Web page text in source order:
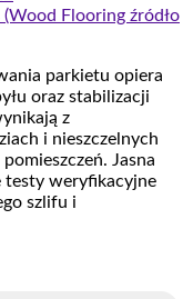
Flooring źródło
parkietu opiera
oraz stabilizacji
z
i nieszczelnych
Jasna
testy weryfikacyjne
szlifu i